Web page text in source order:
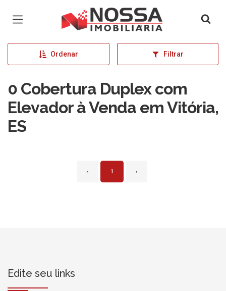
Página inicial
Ordenar Filtrar
0 Cobertura Duplex com
Elevador à Venda em Vitória,
ES
‹ 1 ›
Edite seu links